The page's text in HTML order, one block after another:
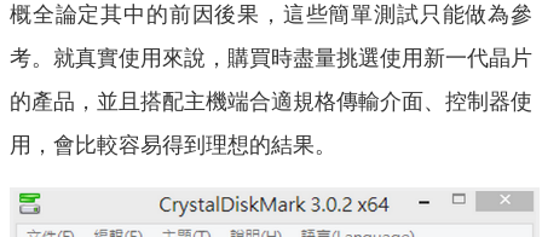
概全論定其中的前因後果，這些簡單測試只能做為參
考。就真實使用來說，購買時盡量挑選使用新一代晶片
的產品，並且搭配主機端合適規格傳輸介面、控制器使
用，會比較容易得到理想的結果。